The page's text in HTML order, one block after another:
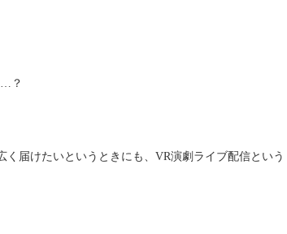
…？
届けたいというときにも、VR演劇ライブ配信という